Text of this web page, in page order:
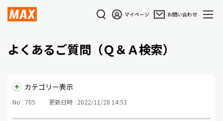
マイページ お問い合わせ
よくあるご質問（Ｑ＆Ａ検索）
カテゴリー表示
No : 705 更新日時 : 2022/11/28 14:53